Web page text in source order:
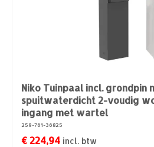
Niko Tuinpaal incl. grondpin
spuitwaterdicht 2-voudig
ingang met wartel
259-761-36825
€ 224,94 incl. btw